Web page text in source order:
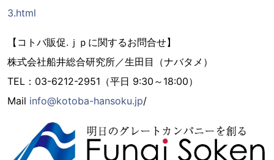
3.html
【コトバ販促.ｊｐに関するお問合せ】
株式会社船井総合研究所／生田目（ナバタメ）
TEL：03-6212-2951（平日 9:30～18:00）
Mail info@kotoba-hansoku.jp/